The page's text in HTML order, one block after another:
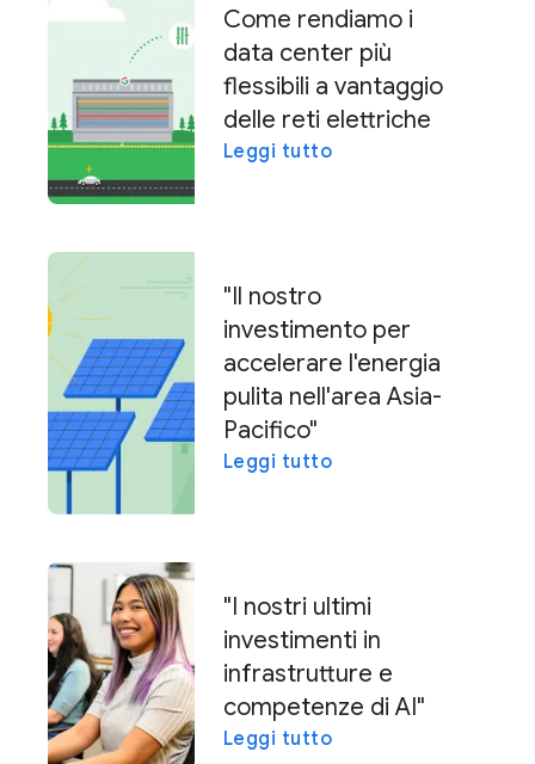
Come rendiamo i
data center più
flessibili a vantaggio
delle reti elettriche
Leggi tutto
"Il nostro
investimento per
accelerare l'energia
pulita nell'area Asia-
Pacifico"
Leggi tutto
"I nostri ultimi
investimenti in
infrastrutture e
competenze di AI"
Leggi tutto